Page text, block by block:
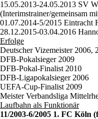
15.05.2013-24.05.2013 SV
(Interimstrainer/gemeinsam
01.07.2014-5/2015 Eintracht
28.12.2015-03.04.2016
Erfolge
Deutscher Vizemeister 2006,
DFB-Pokalsieger 2009
DFB-Pokal-Finalist 2010
DFB-Ligapokalsieger 2006
UEFA-Cup-Finalist 2009
Meister Verbandsliga
Laufbahn als Funktionär
11/2003-6/2005 1. FC Köln